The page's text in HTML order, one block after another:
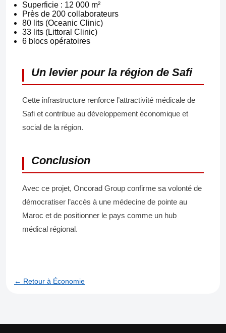
Superficie : 12 000 m²
Près de 200 collaborateurs
80 lits (Oceanic Clinic)
33 lits (Littoral Clinic)
6 blocs opératoires
Un levier pour la région de Safi
Cette infrastructure renforce l’attractivité médicale de
Safi et contribue au développement économique et
social de la région.
Conclusion
Avec ce projet, Oncorad Group confirme sa volonté de
démocratiser l’accès à une médecine de pointe au
Maroc et de positionner le pays comme un hub
médical régional.
← Retour à Économie